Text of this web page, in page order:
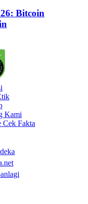
Bitcoin
Kami
Cek Fakta